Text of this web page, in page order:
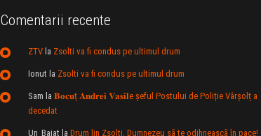
Comentarii recente
ZTVla Zsolti va fi condus pe ultimul drum
Ionut la Zsolti va fi condus pe ultimul drum
Sam la 𝐁𝐨𝐜𝐮ț 𝐀𝐧𝐝𝐫𝐞𝐢 𝐕𝐚𝐬𝐢𝐥e şeful Postului de Poliție Vârșolț a
decedat
Un_Baiat la Drum lin Zsolti. Dumnezeu sã te odihneascã în pace!